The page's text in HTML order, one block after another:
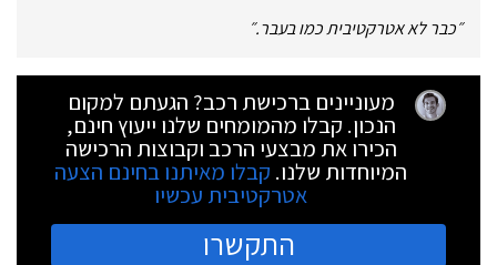
״כבר לא אטרקטיבית כמו בעבר.״
מעוניינים ברכישת רכב? הגעתם למקום
הנכון. קבלו מהמומחים שלנו ייעוץ חינם,
הכירו את מבצעי הרכב וקבוצות הרכישה
המיוחדות שלנו. קבלו מאיתנו בחינם הצעה
אטרקטיבית עכשיו
התקשרו